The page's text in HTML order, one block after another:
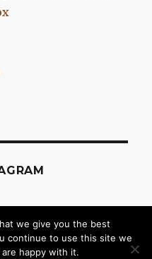
we give you the best
continue to use this site we
happy with it.